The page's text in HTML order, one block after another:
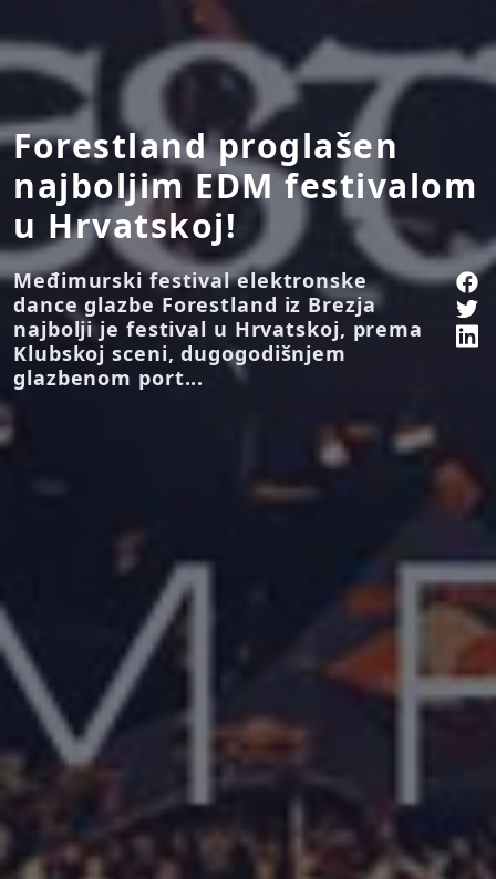
Forestland proglašen
najboljim EDM festivalom
u Hrvatskoj!
Međimurski festival elektronske
dance glazbe Forestland iz Brezja
najbolji je festival u Hrvatskoj, prema
Klubskoj sceni, dugogodišnjem
glazbenom port...